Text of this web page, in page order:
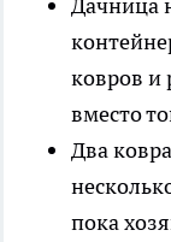
ковров и
вместо
Два
пока